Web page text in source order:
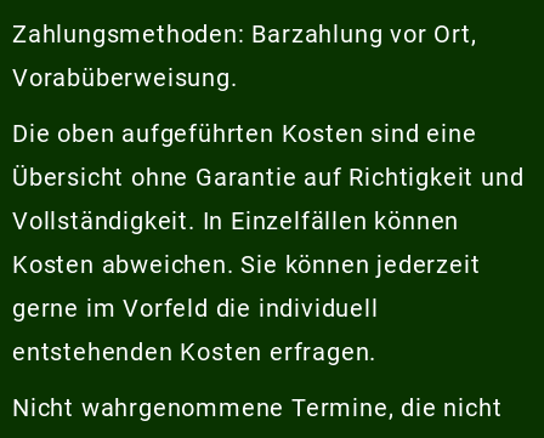
Zahlungsmethoden: Barzahlung vor Ort,
Vorabüberweisung.
Die oben aufgeführten Kosten sind eine
Übersicht ohne Garantie auf Richtigkeit und
Vollständigkeit. In Einzelfällen können
Kosten abweichen. Sie können jederzeit
gerne im Vorfeld die individuell
entstehenden Kosten erfragen.
Nicht wahrgenommene Termine, die nicht